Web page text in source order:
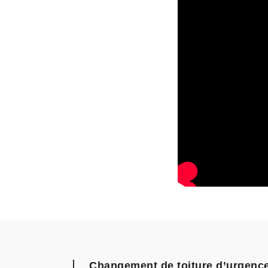
Changement de toiture